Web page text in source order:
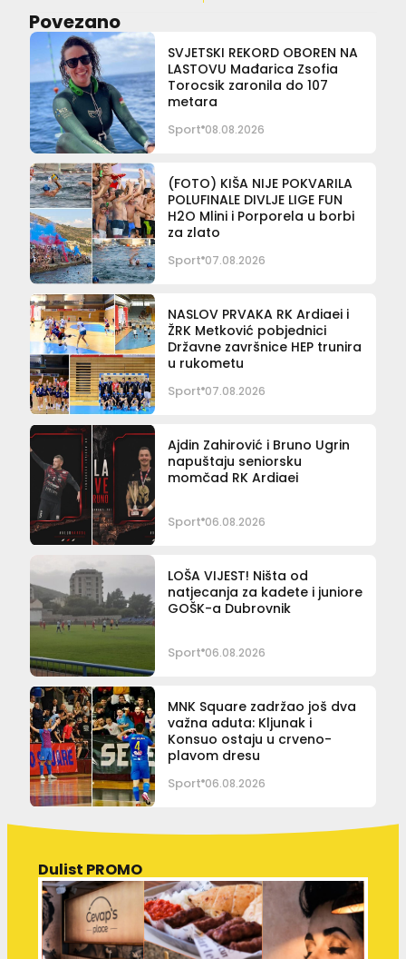
Povezano
SVJETSKI REKORD OBOREN NA
LASTOVU Mađarica Zsofia
Torocsik zaronila do 107
metara
Sport 08.08.2026
(FOTO) KIŠA NIJE POKVARILA
POLUFINALE DIVLJE LIGE FUN
H2O Mlini i Porporela u borbi
za zlato
Sport 07.08.2026
NASLOV PRVAKA RK Ardiaei i
ŽRK Metković pobjednici
Državne završnice HEP trunira
u rukometu
Sport 07.08.2026
Ajdin Zahirović i Bruno Ugrin
napuštaju seniorsku
momčad RK Ardiaei
Sport 06.08.2026
LOŠA VIJEST! Ništa od
natjecanja za kadete i juniore
GOŠK-a Dubrovnik
Sport 06.08.2026
MNK Square zadržao još dva
važna aduta: Kljunak i
Konsuo ostaju u crveno-
plavom dresu
Sport 06.08.2026
Dulist PROMO